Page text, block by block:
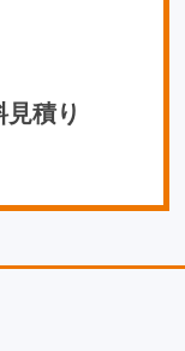
積り